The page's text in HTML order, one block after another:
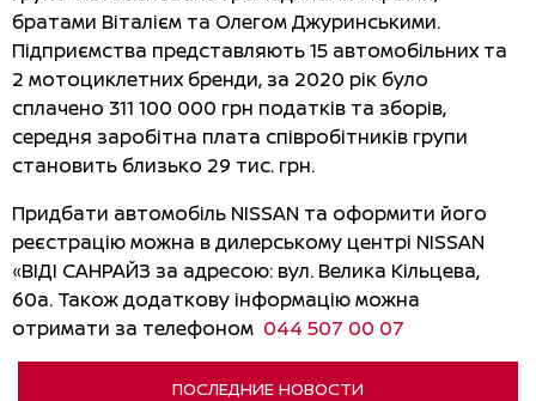
братами Віталієм та Олегом Джуринськими.
Підприємства представляють 15 автомобільних та
2 мотоциклетних бренди, за 2020 рік було
сплачено 311 100 000 грн податків та зборів,
середня заробітна плата співробітників групи
становить близько 29 тис. грн.
Придбати автомобіль NISSAN та оформити його
реєстрацію можна в дилерському центрі NISSAN
«ВІДІ САНРАЙЗ за адресою: вул. Велика Кільцева,
60a. Також додаткову інформацію можна
отримати за телефоном 044 507 00 07
ПОСЛЕДНИЕ НОВОСТИ